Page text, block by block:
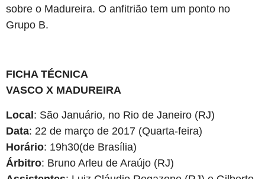
sobre o Madureira. O anfitrião tem um ponto no
Grupo B.
FICHA TÉCNICA
VASCO X MADUREIRA
Local: São Januário, no Rio de Janeiro (RJ)
Data: 22 de março de 2017 (Quarta-feira)
Horário: 19h30(de Brasília)
Árbitro: Bruno Arleu de Araújo (RJ)